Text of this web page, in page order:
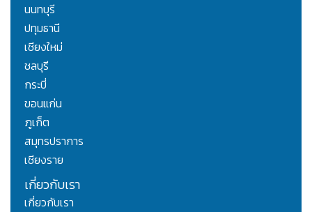
นนทบุรี
ปทุมธานี
เชียงใหม่
ชลบุรี
กระบี่
ขอนแก่น
ภูเก็ต
สมุทรปราการ
เชียงราย
เกี่ยวกับเรา
เกี่ยวกับเรา